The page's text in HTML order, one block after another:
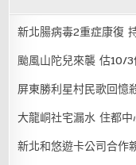
新北腸病毒2重症康復
颱風山陀兒來襲 估10/
屏東勝利星村民歌回憶
大龍峒社宅漏水 住都
新北和悠遊卡公司合作